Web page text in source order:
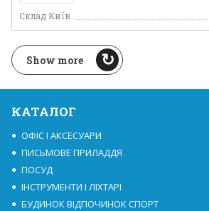
Склад Київ
Show more
КАТАЛОГ
ОФІС І АКСЕСУАРИ
ПИСЬМОВЕ ПРИЛАДДЯ
ПОСУД
ІНСТРУМЕНТИ І ЛІХТАРІ
БУДИНОК ВІДПОЧИНОК СПОРТ